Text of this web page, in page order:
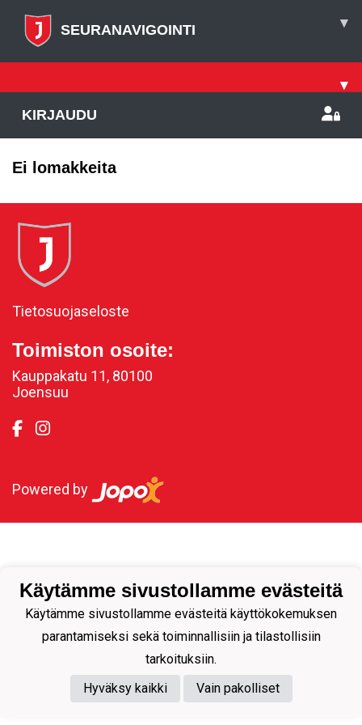
SEURANAVIGOINTI ▾
▾
KIRJAUDU
Ei lomakkeita
Tietosuojaseloste
Toimiston osoite:
Kauppakatu 11, 80100
Joensuu
Powered by
Käytämme sivustollamme evästeitä
Käytämme sivustollamme evästeitä käyttökokemuksen
parantamiseksi sekä toiminnallisiin ja tilastollisiin
tarkoituksiin.
Hyväksy kaikki
Vain pakolliset